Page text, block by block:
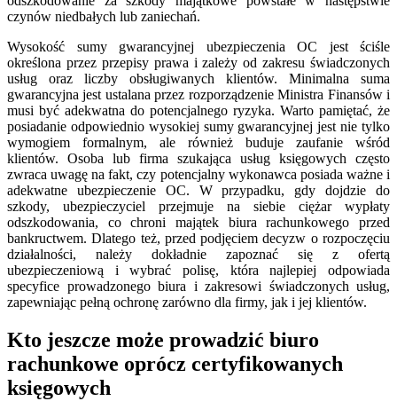
czynów niedbałych lub zaniechań.
Wysokość sumy gwarancyjnej ubezpieczenia OC jest ściśle
określona przez przepisy prawa i zależy od zakresu świadczonych
usług oraz liczby obsługiwanych klientów. Minimalna suma
gwarancyjna jest ustalana przez rozporządzenie Ministra Finansów i
musi być adekwatna do potencjalnego ryzyka. Warto pamiętać, że
posiadanie odpowiednio wysokiej sumy gwarancyjnej jest nie tylko
wymogiem formalnym, ale również buduje zaufanie wśród
klientów. Osoba lub firma szukająca usług księgowych często
zwraca uwagę na fakt, czy potencjalny wykonawca posiada ważne i
adekwatne ubezpieczenie OC. W przypadku, gdy dojdzie do
szkody, ubezpieczyciel przejmuje na siebie ciężar wypłaty
odszkodowania, co chroni majątek biura rachunkowego przed
bankructwem. Dlatego też, przed podjęciem decyzw o rozpoczęciu
działalności, należy dokładnie zapoznać się z ofertą
ubezpieczeniową i wybrać polisę, która najlepiej odpowiada
specyfice prowadzonego biura i zakresowi świadczonych usług,
zapewniając pełną ochronę zarówno dla firmy, jak i jej klientów.
Kto jeszcze może prowadzić biuro
rachunkowe oprócz certyfikowanych
księgowych